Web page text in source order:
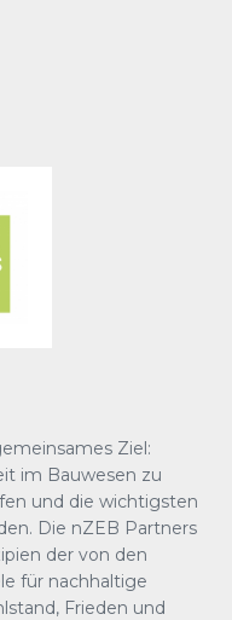
Ziel:
im Bauwesen zu
und die wichtigsten
Die nZEB Partners
der von den
für nachhaltige
Frieden und